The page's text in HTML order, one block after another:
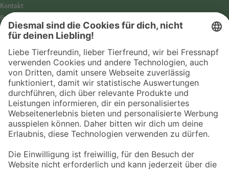
Kontakt
Barrierefreiheit
Impressum
Datenschutz­hinweise
Cookies
AGB
Entdecke Fressnapf
Tierversicherung
GPS-Tracker
Fressnapf Salon
Online-Shop